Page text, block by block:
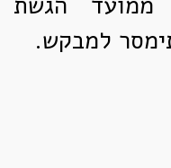
למבקש.